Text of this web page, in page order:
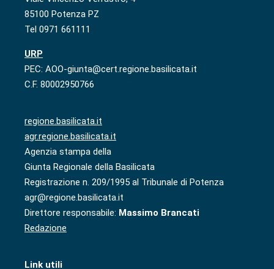
85100 Potenza PZ
Tel 0971 661111
URP
PEC: AOO-giunta@cert.regione.basilicata.it
C.F. 80002950766
regione.basilicata.it
agr.regione.basilicata.it
Agenzia stampa della
Giunta Regionale della Basilicata
Registrazione n. 209/1995 al Tribunale di Potenza
agr@regione.basilicata.it
Direttore responsabile: Massimo Brancati
Redazione
Link utili